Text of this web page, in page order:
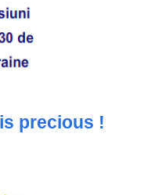
precious !